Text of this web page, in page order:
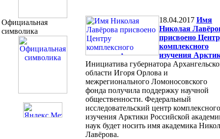
Официальная
символика
18.04.2017 Имя
Николая
присвоено
комплексного
изучения
Инициатива губернатора
области Игоря Орлова и
межрегионального Ломоносовского
фонда получила поддержку научной
общественности. Федеральный
исследовательский центр комплексного
изучения Арктики Российской
наук будет носить имя академика
Лавёрова.